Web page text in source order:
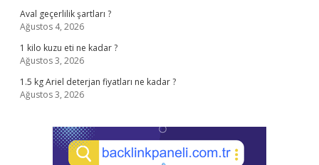
Aval geçerlilik şartları ?
Ağustos 4, 2026
1 kilo kuzu eti ne kadar ?
Ağustos 3, 2026
1.5 kg Ariel deterjan fiyatları ne kadar ?
Ağustos 3, 2026